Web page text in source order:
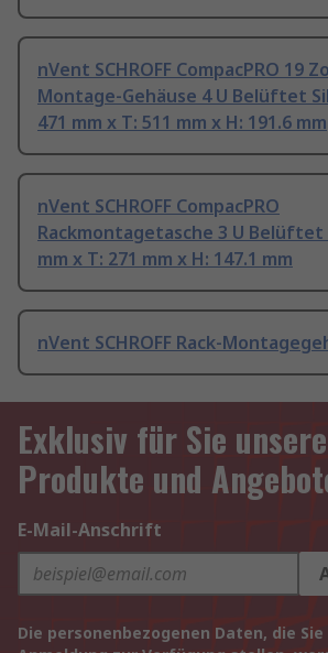
nVent SCHROFF CompacPRO 19
Montage-Gehäuse 4 U Belüftet
471 mm x T: 511 mm x H: 191.6 mm
nVent SCHROFF CompacPRO
Rackmontagetasche 3 U Belüftet
mm x T: 271 mm x H: 147.1 mm
nVent SCHROFF Rack-
Exklusiv für Sie
Produkte und
E-Mail-Anschrift
Die personenbezogenen Daten, die Sie